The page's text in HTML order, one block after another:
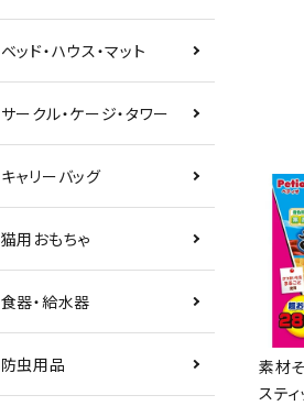
ベッド・ハウス・マット
サークル・ケージ・タワー
キャリーバッグ
猫用おもちゃ
食器・給水器
防虫用品
素材
ステ